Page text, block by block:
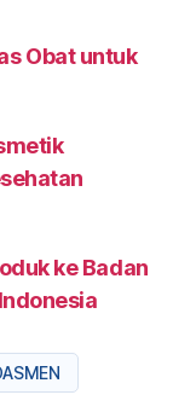
Obat untuk
ke Badan